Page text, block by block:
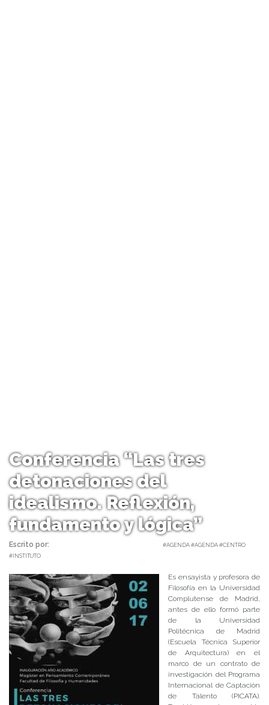
Conferencia “Las tres
detonaciones del
idealismo. Reflexión,
fundamento y lógica”
Escrito por:
#AGENDA #AGENDA #CENTRO
#INSTITUTO
Es ensayista y profesora de
Filosofía en la Universidad
Complutense de Madrid,
antes de ello formó parte
de la Universidad
Politécnica de Madrid
(Escuela Técnica Superior
de Arquitectura) en el
marco de un contrato de
investigación del Programa
Internacional de Captación
de Talento (PICATA).